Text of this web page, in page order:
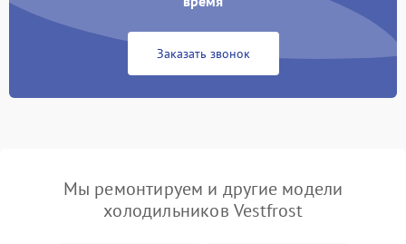
Заказать звонок
Мы ремонтируем и другие модели
холодильников Vestfrost